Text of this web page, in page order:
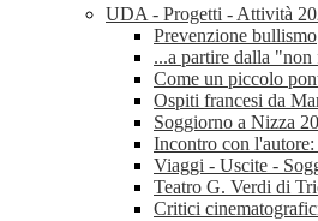
UDA - Progetti - Attività
Prevenzione bullismo
...a partire dalla
Come un piccolo
Ospiti francesi da
Soggiorno a Nizza
Incontro con
Viaggi - Uscite -
Teatro G. Verdi di
Critici